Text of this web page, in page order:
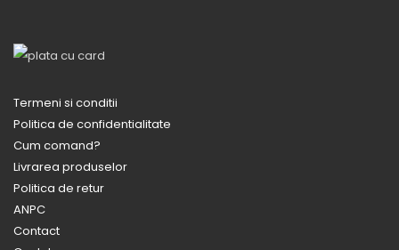
Termeni si conditii
Politica de confidentialitate
Cum comand?
Livrarea produselor
Politica de retur
ANPC
Contact